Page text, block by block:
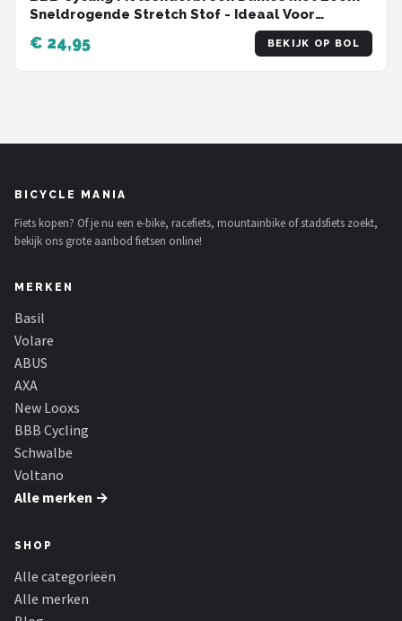
Sneldrogende Stretch Stof - Ideaal Voor
Fietsvakantie of Woon-werk Verkeer - Ultradun
Fietsondergoed Dames - Maat XL/XXL -
ComfortBrief BUW-66
€ 24,95 BEKIJK OP BOL
BICYCLE MANIA
Fiets kopen? Of je nu een e-bike, racefiets, mountainbike of stadsfiets zoekt,
bekijk ons grote aanbod fietsen online!
MERKEN
Basil
Volare
ABUS
AXA
New Looxs
BBB Cycling
Schwalbe
Voltano
Alle merken →
SHOP
Alle categorieën
Alle merken